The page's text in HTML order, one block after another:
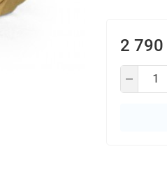
2 790